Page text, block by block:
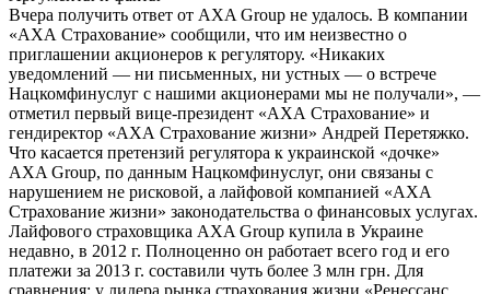
Вчера получить ответ от AXA Group не удалось. В компании
«АХА Страхование» сообщили, что им неизвестно о
приглашении акционеров к регулятору. «Никаких
уведомлений — ни письменных, ни устных — о встрече
Нацкомфинуслуг с нашими акционерами мы не получали», —
отметил первый вице-президент «АХА Страхование» и
гендиректор «АХА Страхование жизни» Андрей Перетяжко.
Что касается претензий регулятора к украинской «дочке»
AXA Group, по данным Нацкомфинуслуг, они связаны с
нарушением не рисковой, а лайфовой компанией «АХА
Страхование жизни» законодательства о финансовых услугах.
Лайфового страховщика AXA Group купила в Украине
недавно, в 2012 г. Полноценно он работает всего год и его
платежи за 2013 г. составили чуть более 3 млн грн. Для
сравнения: у лидера рынка страхования жизни «Ренессанс